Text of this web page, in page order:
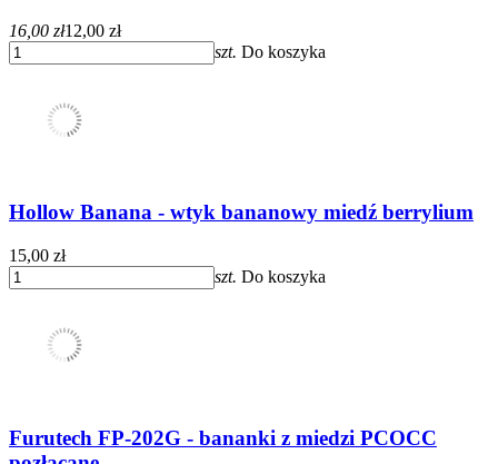
16,00 zł12,00 zł
szt. Do koszyka
Hollow Banana - wtyk bananowy miedź berrylium
15,00 zł
szt. Do koszyka
Furutech FP-202G - bananki z miedzi PCOCC